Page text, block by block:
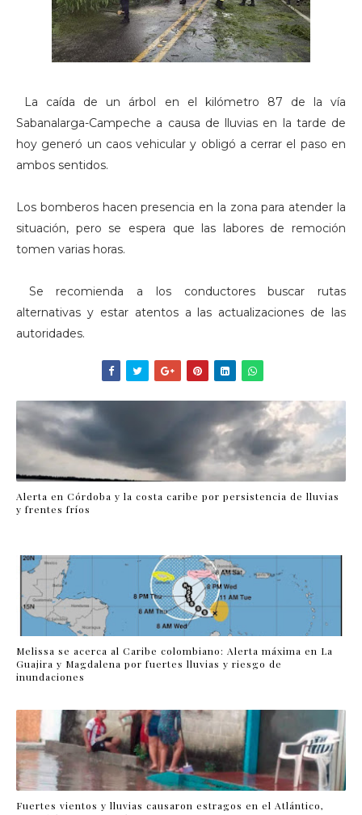
La caída de un árbol en el kilómetro 87 de la vía
Sabanalarga-Campeche a causa de lluvias en la tarde de
hoy generó un caos vehicular y obligó a cerrar el paso en
ambos sentidos.
Los bomberos hacen presencia en la zona para atender la
situación, pero se espera que las labores de remoción
tomen varias horas.
Se recomienda a los conductores buscar rutas
alternativas y estar atentos a las actualizaciones de las
autoridades.
Alerta en Córdoba y la costa caribe por persistencia de lluvias
y frentes fríos
Melissa se acerca al Caribe colombiano: Alerta máxima en La
Guajira y Magdalena por fuertes lluvias y riesgo de
inundaciones
Fuertes vientos y lluvias causaron estragos en el Atlántico,